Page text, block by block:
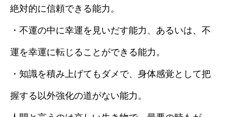
絶対的に信頼できる能力。
・不運の中に幸運を見いだす能力、あるいは、不
運を幸運に転じることができる能力。
・知識を積み上げてもダメで、身体感覚として把
握する以外強化の道がない能力。